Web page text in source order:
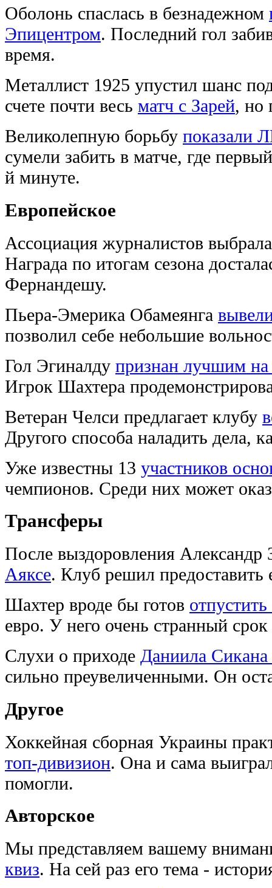
Оболонь спаслась в безнадежном
Эпицентром. Последний гол
время.
Металлист 1925 упустил шанс
счете почти весь матч с Зарей, но
Великолепную борьбу показали
сумели забить в матче, где
й минуте.
Европейское
Ассоциация журналистов
Награда по итогам сезона
Фернандешу.
Пьера-Эмерика Обамеянга
позволил себе небольшие
Гол Эгиналду признан лучшим на
Игрок Шахтера
Ветеран Челси предлагает клубу
Другого способа наладить дела,
Уже известны 13 участников
чемпионов. Среди них может
Трансферы
После выздоровления Александр
Аяксе. Клуб решил предоставить
Шахтер вроде бы готов
евро. У него очень странный
Слухи о приходе Даниила
сильно преувеличенными. Он
Другое
Хоккейная сборная Украины
топ-дивизион. Она и сама
помогли.
Авторское
Мы представляем вашему
квиз. На сей раз его тема -